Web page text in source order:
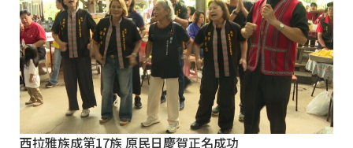
西拉雅族成第17族 原民日慶賀正名成功